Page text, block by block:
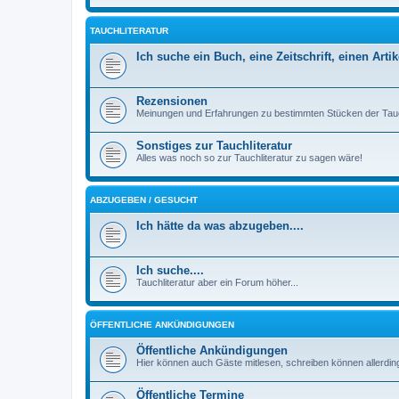
TAUCHLITERATUR
Ich suche ein Buch, eine Zeitschrift, einen
Rezensionen
Meinungen und Erfahrungen zu bestimmten Stücken der
Sonstiges zur Tauchliteratur
Alles was noch so zur Tauchliteratur zu sagen wäre!
ABZUGEBEN / GESUCHT
Ich hätte da was abzugeben....
Ich suche....
Tauchliteratur aber ein Forum höher...
ÖFFENTLICHE ANKÜNDIGUNGEN
Öffentliche Ankündigungen
Hier können auch Gäste mitlesen, schreiben können
Öffentliche Termine